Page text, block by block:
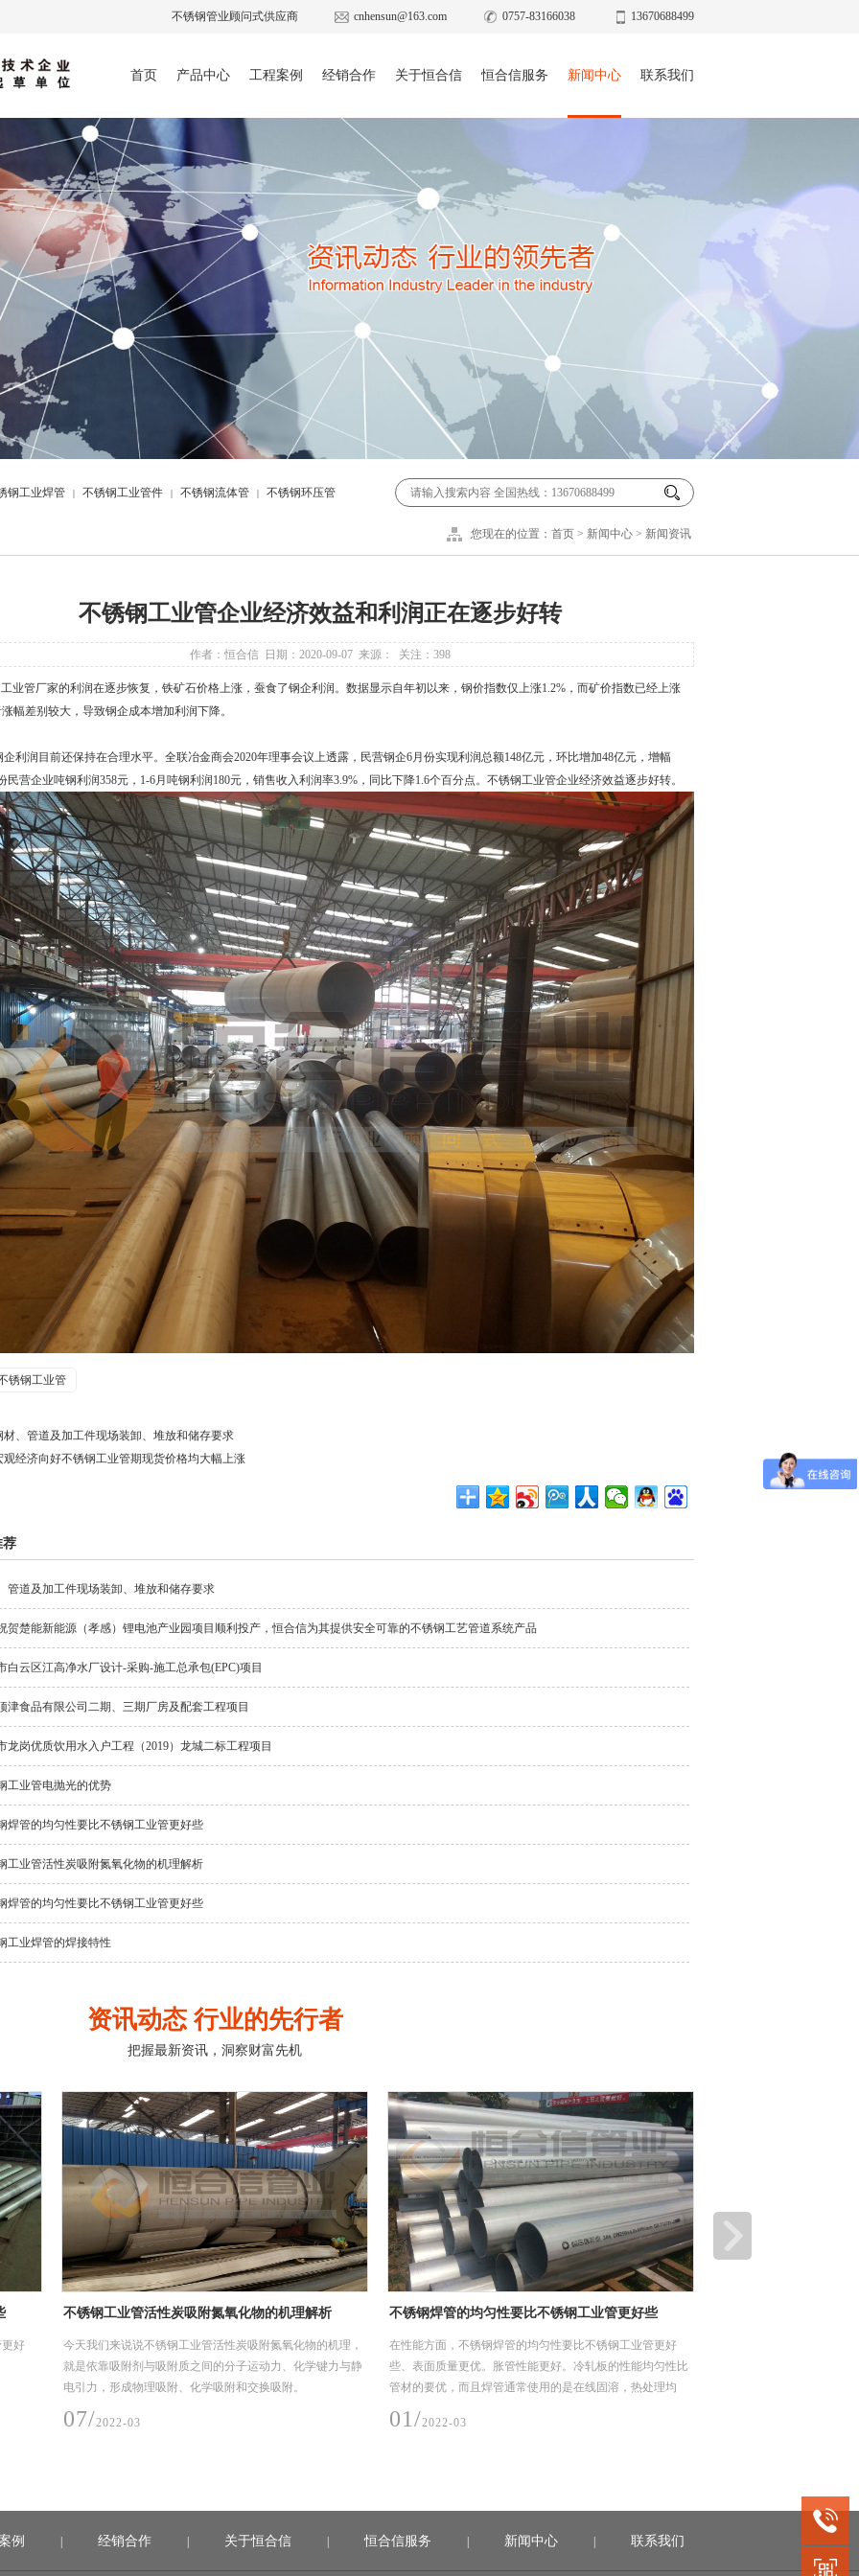
不锈钢管业顾问式供应商 cnhensun@163.com 0757-83166038 13670688499
首页 产品中心 工程案例 经销合作 关于恒合信 恒合信服务 新闻中心 联系我们
钢工业焊管 | 不锈钢工业管件 | 不锈钢流体管 | 不锈钢环压管
您现在的位置： 首页 > 新闻中心 > 新闻资讯
不锈钢工业管企业经济效益和利润正在逐步好转
作者：恒合信 日期：2020-09-07 来源： 关注： 398
业管厂家的利润在逐步恢复，铁矿石价格上涨，蚕食了钢企利润。数据显示自年初以来，钢价指数仅上涨1.2%，而矿价指数已经上涨
幅差别较大，导致钢企成本增加利润下降。
润目前还保持在合理水平。全联冶金商会2020年理事会议上透露，民营钢企6月份实现利润总额148亿元，环比增加48亿元，增幅
民营企业吨钢利润358元，1-6月吨钢利润180元，销售收入利润率3.9%，同比下降1.6个百分点。不锈钢工业管企业经济效益逐步好转。
锈钢工业管
材、管道及加工件现场装卸、堆放和储存要求
观经济向好不锈钢工业管期现货价格均大幅上涨
荐
管道及加工件现场装卸、堆放和储存要求
贺楚能新能源（孝感）锂电池产业园项目顺利投产，恒合信为其提供安全可靠的不锈钢工艺管道系统产品
白云区江高净水厂设计-采购-施工总承包(EPC)项目
津食品有限公司二期、三期厂房及配套工程项目
龙岗优质饮用水入户工程（2019）龙城二标工程项目
工业管电抛光的优势
焊管的均匀性要比不锈钢工业管更好些
工业管活性炭吸附氮氧化物的机理解析
焊管的均匀性要比不锈钢工业管更好些
工业焊管的焊接特性
资讯动态 行业的先行者
把握最新资讯，洞察财富先机
好
不锈钢工业管活性炭吸附氮氧化物的机理解析
今天我们来说说不锈钢工业管活性炭吸附氮氧化物的机理，
就是依靠吸附剂与吸附质之间的分子运动力、化学键力与静
电引力，形成物理吸附、化学吸附和交换吸附。
07/2022-03
不锈钢焊管的均匀性要比不锈钢工业管更好些
在性能方面，不锈钢焊管的均匀性要比不锈钢工业管更好
些、表面质量更优。胀管性能更好。冷轧板的性能均匀性比
管材的要优，而且焊管通常使用的是在线固溶，热处理均
性能不相同，有的可能相差较大。工业管在热处理时，成捆
01/2022-03
例 | 经销合作 | 关于恒合信 | 恒合信服务 | 新闻中心 | 联系我们